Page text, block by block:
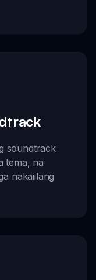
soundtrack
tema, na
nakaiilang